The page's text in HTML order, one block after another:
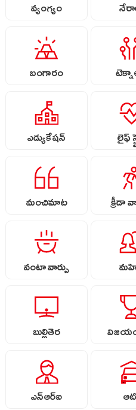
వ్యంగ్యం
బంగారం
ఎడ్యుకేషన్ లైఫ్
మంచిమాట క్రీడా
వంటా వార్పు
బుల్లితెర
ఎన్ఆర్ఐ